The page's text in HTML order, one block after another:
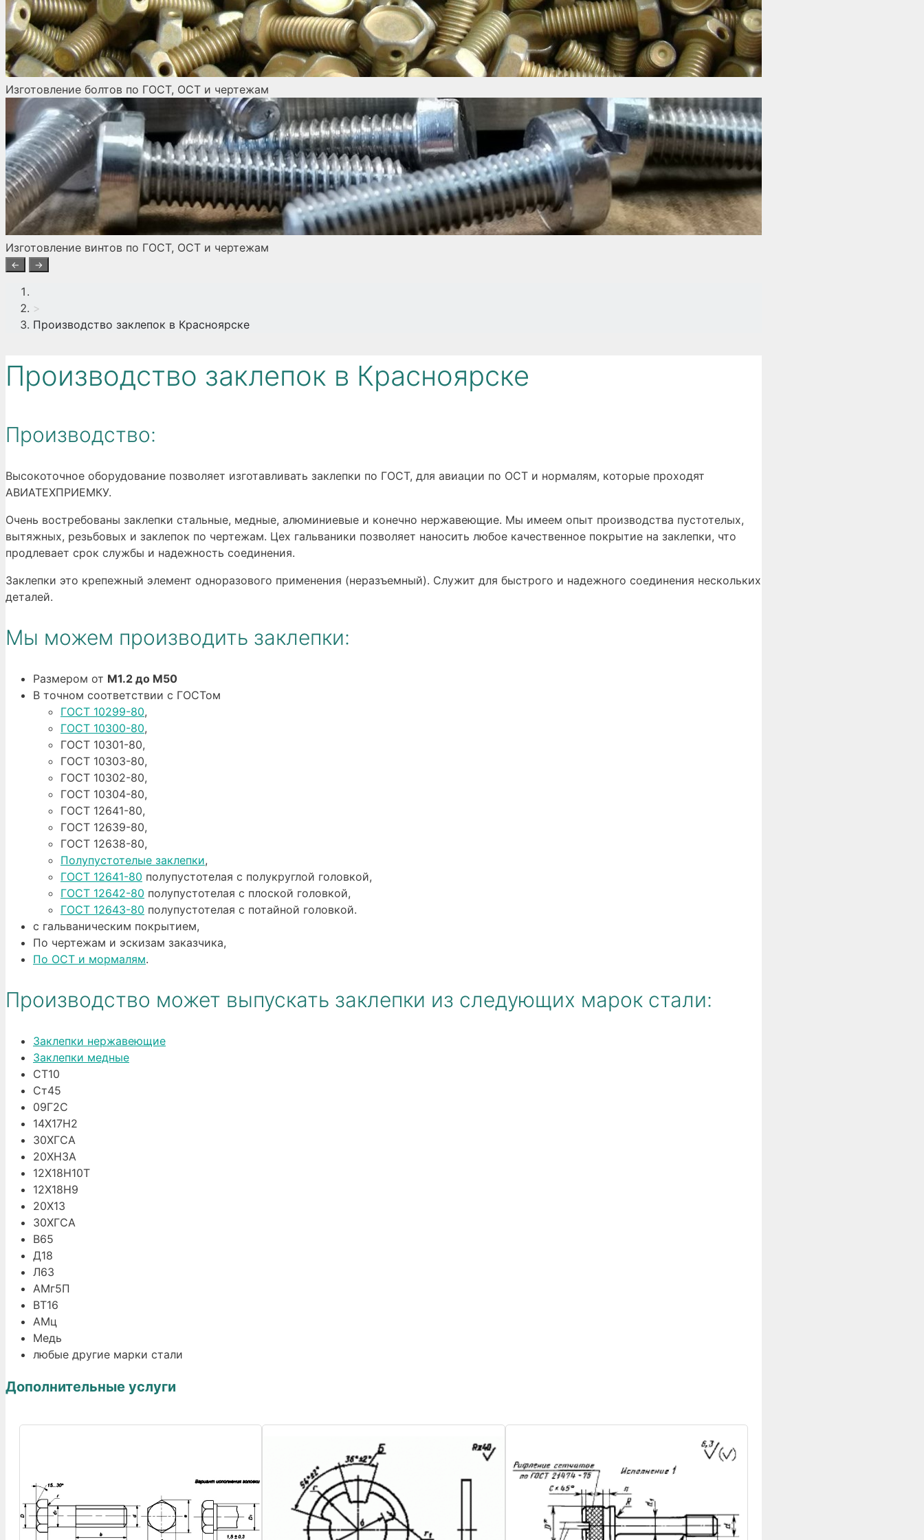
Изготовление болтов по ГОСТ, ОСТ и чертежам
Изготовление винтов по ГОСТ, ОСТ и чертежам
← →
>
Производство заклепок в Красноярске
Производство заклепок в Красноярске
Производство:
Высокоточное оборудование позволяет изготавливать заклепки по ГОСТ, для авиации по ОСТ и нормалям, которые проходят
АВИАТЕХПРИЕМКУ.
Очень востребованы заклепки стальные, медные, алюминиевые и конечно нержавеющие. Мы имеем опыт производства пустотелых,
вытяжных, резьбовых и заклепок по чертежам. Цех гальваники позволяет наносить любое качественное покрытие на заклепки, что
продлевает срок службы и надежность соединения.
Заклепки это крепежный элемент одноразового применения (неразъемный). Служит для быстрого и надежного соединения нескольких
деталей.
Мы можем производить заклепки:
Размером от М1.2 до М50
В точном соответствии с ГОСТом
ГОСТ 10299-80,
ГОСТ 10300-80,
ГОСТ 10301-80,
ГОСТ 10303-80,
ГОСТ 10302-80,
ГОСТ 10304-80,
ГОСТ 12641-80,
ГОСТ 12639-80,
ГОСТ 12638-80,
Полупустотелые заклепки,
ГОСТ 12641-80 полупустотелая с полукруглой головкой,
ГОСТ 12642-80 полупустотелая с плоской головкой,
ГОСТ 12643-80 полупустотелая с потайной головкой.
с гальваническим покрытием,
По чертежам и эскизам заказчика,
По ОСТ и мормалям.
Производство может выпускать заклепки из следующих марок стали:
Заклепки нержавеющие
Заклепки медные
СТ10
Ст45
09Г2С
14Х17Н2
30ХГСА
20ХН3А
12Х18Н10Т
12Х18Н9
20Х13
30ХГСА
В65
Д18
Л63
АМг5П
ВТ16
АМц
Медь
любые другие марки стали
Дополнительные услуги